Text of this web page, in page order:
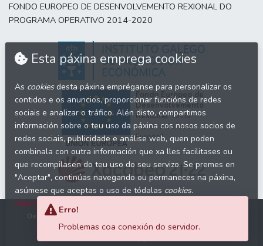
FONDO EUROPEO DE DESENVOLVEMENTO REXIONAL DO
PROGRAMA OPERATIVO 2014-2020
Fondo Europeo de
Desenvolvemento
Rexional"Unha
maneira de facer
Europa"
Dereitos de autor © 2026
reservados.
Esta páxina emprega cookies
As cookiesdesta páxina empréganse para personalizar os
contidos e os anuncios, proporcionar funcións de redes
sociais e analizar o tráfico. Alén disto, compartimos
información sobre o teu uso da páxina cos nosos socios de
redes sociais, publicidade e análise web, quen poden
combinala con outra información que xa lles facilitases ou
que recompilasen do teu uso do seu servizo. Se premes en
"Aceptar", continúas navegando ou permaneces na páxina,
asúmese que aceptas o uso de tódalas cookies.
Saber máis >>
Aceptar Rexeitar
Erro!
Problemas coa conexión do servidor.